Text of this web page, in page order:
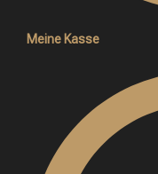
Meine Kasse